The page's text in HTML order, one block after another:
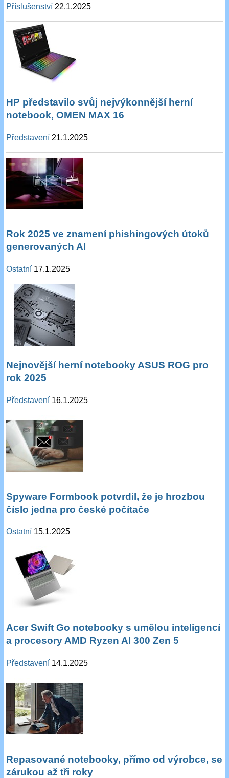
Příslušenství 22.1.2025
HP představilo svůj nejvýkonnější herní
notebook, OMEN MAX 16
Představení 21.1.2025
Rok 2025 ve znamení phishingových útoků
generovaných AI
Ostatní 17.1.2025
Nejnovější herní notebooky ASUS ROG pro
rok 2025
Představení 16.1.2025
Spyware Formbook potvrdil, že je hrozbou
číslo jedna pro české počítače
Ostatní 15.1.2025
Acer Swift Go notebooky s umělou inteligencí
a procesory AMD Ryzen AI 300 Zen 5
Představení 14.1.2025
Repasované notebooky, přímo od výrobce, se
zárukou až tři roky